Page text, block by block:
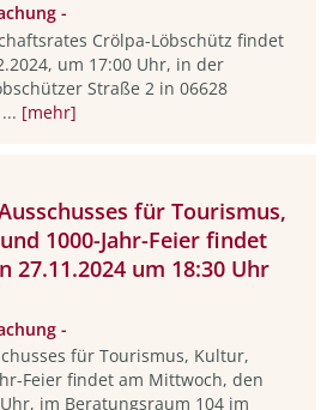
-
Crölpa-Löbschütz findet
um 17:00 Uhr, in der
Straße 2 in 06628
[mehr]
für Tourismus,
1000-Jahr-Feier findet
27.11.2024 um 18:30 Uhr
-
für Tourismus, Kultur,
Feier findet am Mittwoch, den
im Beratungsraum 104 im